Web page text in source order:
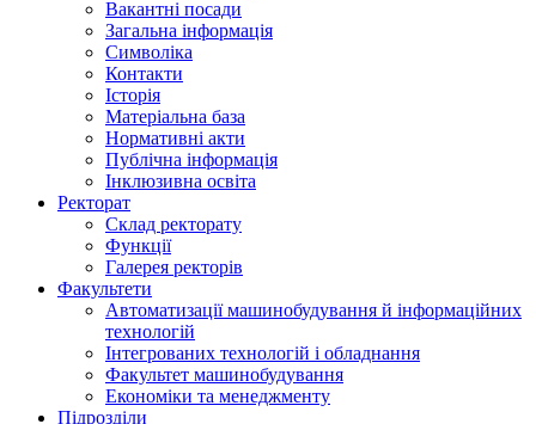
Вакантні посади
Загальна інформація
Символіка
Контакти
Історія
Матеріальна база
Нормативні акти
Публічна інформація
Інклюзивна освіта
Ректорат
Склад ректорату
Функції
Галерея ректорів
Факультети
Автоматизації машинобудування й інформаційних
технологій
Інтегрованих технологій і обладнання
Факультет машинобудування
Економіки та менеджменту
Підрозділи